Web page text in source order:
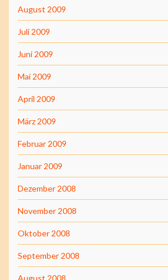
August 2009
Juli 2009
Juni 2009
Mai 2009
April 2009
März 2009
Februar 2009
Januar 2009
Dezember 2008
November 2008
Oktober 2008
September 2008
August 2008